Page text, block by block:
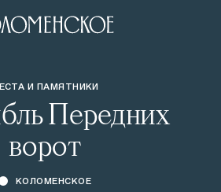
И ПАМЯТНИКИ
Передних
ворот
КОЛОМЕНСКОЕ